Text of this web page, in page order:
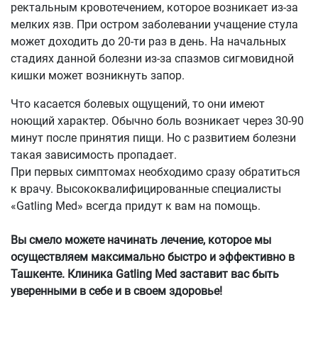
ректальным кровотечением, которое возникает из-за
мелких язв. При остром заболевании учащение стула
может доходить до 20-ти раз в день. На начальных
стадиях данной болезни из-за спазмов сигмовидной
кишки может возникнуть запор.
Что касается болевых ощущений, то они имеют
ноющий характер. Обычно боль возникает через 30-90
минут после принятия пищи. Но с развитием болезни
такая зависимость пропадает.
При первых симптомах необходимо сразу обратиться
к врачу. Высококвалифицированные специалисты
«Gatling Med» всегда придут к вам на помощь.
Вы смело можете начинать лечение, которое мы
осуществляем максимально быстро и эффективно в
Ташкенте. Клиника Gatling Med заставит вас быть
уверенными в себе и в своем здоровье!